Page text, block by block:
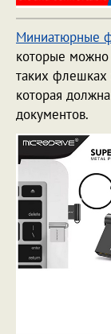
Миниатюрные
которые
таких
которая
документов.